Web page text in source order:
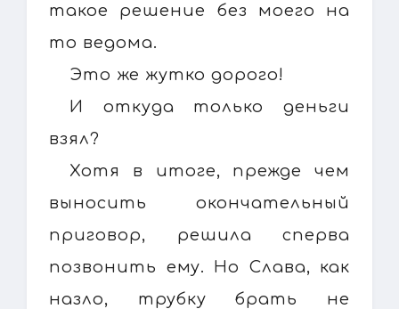
такое решение без моего на
то ведома.
Это же жутко дорого!
И откуда только деньги
взял?
Хотя в итоге, прежде чем
выносить окончательный
приговор, решила сперва
позвонить ему. Но Слава, как
назло, трубку брать не